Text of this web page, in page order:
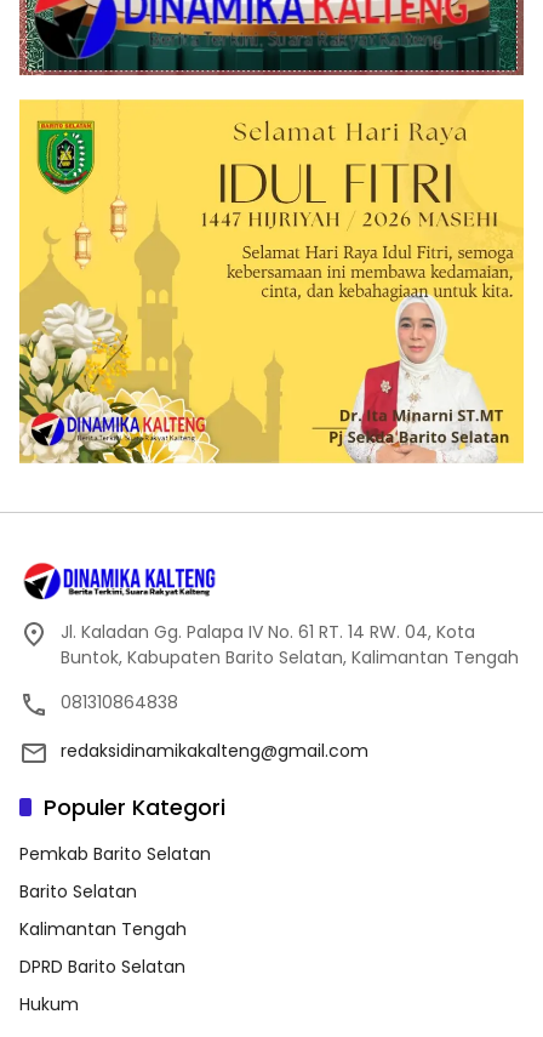
Jl. Kaladan Gg. Palapa IV No. 61 RT. 14 RW. 04, Kota
Buntok, Kabupaten Barito Selatan, Kalimantan Tengah
081310864838
redaksidinamikakalteng@gmail.com
Populer Kategori
Pemkab Barito Selatan
Barito Selatan
Kalimantan Tengah
DPRD Barito Selatan
Hukum